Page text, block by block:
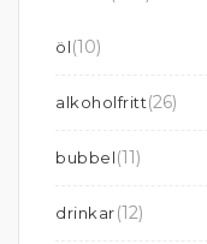
öl(10)
alkoholfritt(26)
bubbel(11)
drinkar(12)